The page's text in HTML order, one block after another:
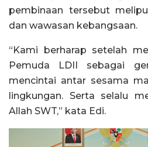
pembinaan tersebut
dan wawasan kebangsaan.
“Kami berharap setelah
Pemuda LDII sebagai
mencintai antar sesama
lingkungan. Serta selalu
Allah SWT,” kata Edi.